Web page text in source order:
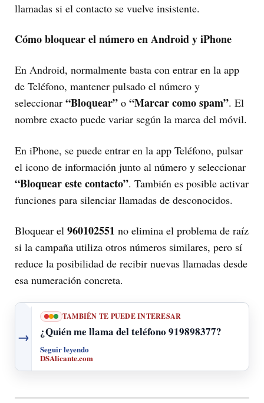
llamadas si el contacto se vuelve insistente.
Cómo bloquear el número en Android y iPhone
En Android, normalmente basta con entrar en la app
de Teléfono, mantener pulsado el número y
seleccionar “Bloquear” o “Marcar como spam”. El
nombre exacto puede variar según la marca del móvil.
En iPhone, se puede entrar en la app Teléfono, pulsar
el icono de información junto al número y seleccionar
“Bloquear este contacto”. También es posible activar
funciones para silenciar llamadas de desconocidos.
Bloquear el 960102551 no elimina el problema de raíz
si la campaña utiliza otros números similares, pero sí
reduce la posibilidad de recibir nuevas llamadas desde
esa numeración concreta.
→
TAMBIÉN TE PUEDE INTERESAR
¿Quién me llama del teléfono 919898377?
Seguir leyendo
DSAlicante.com